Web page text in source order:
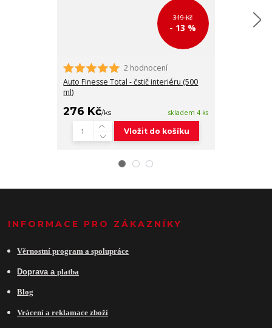
319 Kč
- 13 %
2 hodnocení
Auto Finesse Total - čstič interiéru (500
ml)
276 Kč/ks skladem 4 ks
Vložit do košíku
INFORMACE PRO ZÁKAZNÍKY
Věrnostní program a spolupráce
Doprava aplatba
Blog
Vrácení a reklamace zboží